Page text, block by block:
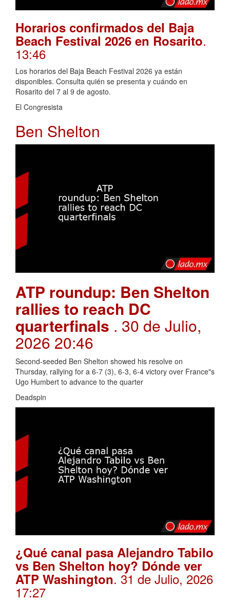
Horarios confirmados del Baja
Beach Festival 2026 en Rosarito.
13:46
Los horarios del Baja Beach Festival 2026 ya están
disponibles. Consulta quién se presenta y cuándo en
Rosarito del 7 al 9 de agosto.
El Congresista
Ben Shelton
ATP roundup: Ben Shelton
rallies to reach DC
quarterfinals . 30 de Julio,
2026 20:46
Second-seeded Ben Shelton showed his resolve on
Thursday, rallying for a 6-7 (3), 6-3, 6-4 victory over France"s
Ugo Humbert to advance to the quarter
Deadspin
¿Qué canal pasa Alejandro Tabilo
vs Ben Shelton hoy? Dónde ver
ATP Washington. 31 de Julio, 2026
17:27